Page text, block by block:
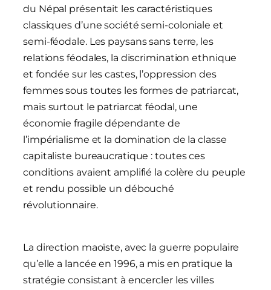
du Népal présentait les caractéristiques
classiques d’une société semi-coloniale et
semi-féodale. Les paysans sans terre, les
relations féodales, la discrimination ethnique
et fondée sur les castes, l’oppression des
femmes sous toutes les formes de patriarcat,
mais surtout le patriarcat féodal, une
économie fragile dépendante de
l’impérialisme et la domination de la classe
capitaliste bureaucratique : toutes ces
conditions avaient amplifié la colère du peuple
et rendu possible un débouché
révolutionnaire.
La direction maoïste, avec la guerre populaire
qu’elle a lancée en 1996, a mis en pratique la
stratégie consistant à encercler les villes